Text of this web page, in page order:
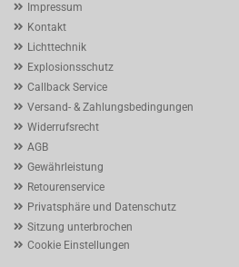
Impressum
Kontakt
Lichttechnik
Explosionsschutz
Callback Service
Versand- & Zahlungsbedingungen
Widerrufsrecht
AGB
Gewährleistung
Retourenservice
Privatsphäre und Datenschutz
Sitzung unterbrochen
Cookie Einstellungen